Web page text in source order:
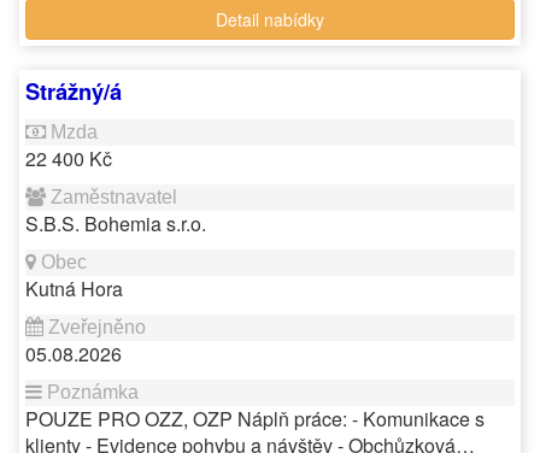
Detail nabídky
Strážný/á
22 400 Kč
S.B.S. Bohemia s.r.o.
Kutná Hora
05.08.2026
POUZE PRO OZZ, OZP Náplň práce: - Komunikace s
klienty - Evidence pohybu a návštěv - Obchůzková…